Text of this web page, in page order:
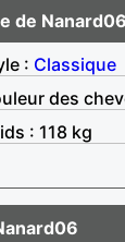
de Nanard06
: Classique
des
: 118 kg